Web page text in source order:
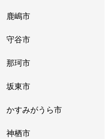
鹿嶋市
守谷市
那珂市
坂東市
かすみがうら市
神栖市